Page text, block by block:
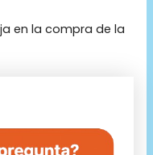
en la compra de la